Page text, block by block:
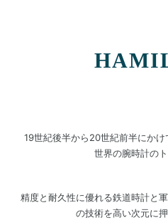
19世紀後半から20世紀前半にか
世界の腕時計のト
精度と耐久性に優れる鉄道時計と
の技術を高い次元に